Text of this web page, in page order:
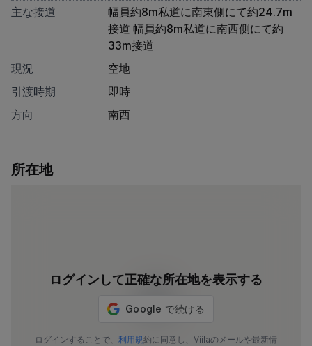
主な接道
幅員約8m私道に南東側にて約24.7m
接道 幅員約8m私道に南西側にて約
33m接道
現況
空地
引渡時期
即時
方向
南西
所在地
ログインして正確な所在地を表示する
ログインすることで、 利用規約に同意し、Viilaのメールや最新情